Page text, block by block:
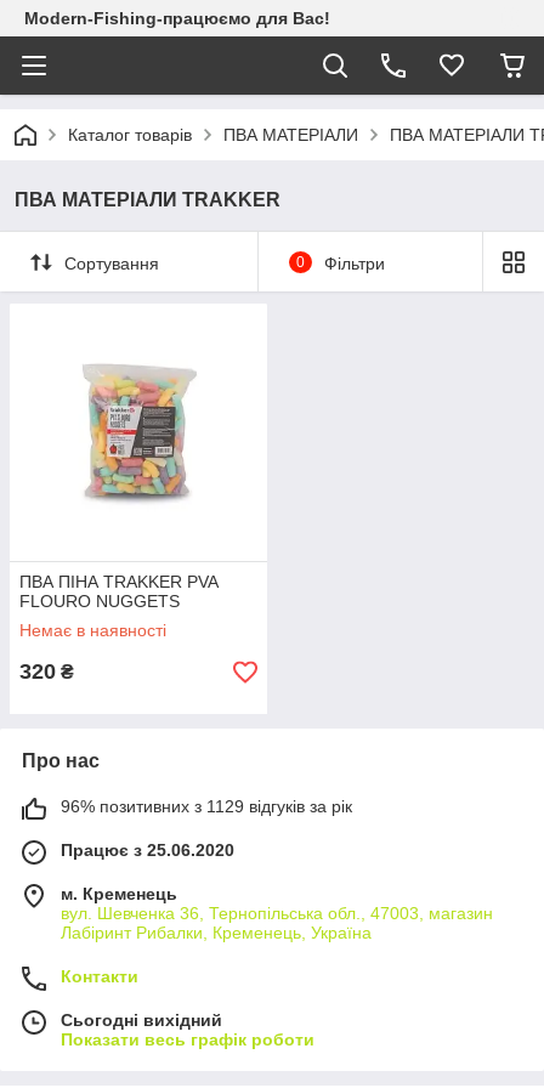
Modern-Fishing-працюємо для Вас!
Каталог товарів ПВА МАТЕРІАЛИ ПВА МАТЕРІАЛИ
ПВА МАТЕРІАЛИ TRAKKER
Сортування 0 Фільтри
ПВА ПІНА TRAKKER PVA
FLOURO NUGGETS
Немає в наявності
320 ₴
Про нас
96% позитивних з 1129 відгуків за рік
Працює з 25.06.2020
м. Кременець
вул. Шевченка 36, Тернопільська обл., 47003, магазин
Лабіринт Рибалки, Кременець, Україна
Контакти
Сьогодні вихідний
Показати весь графік роботи